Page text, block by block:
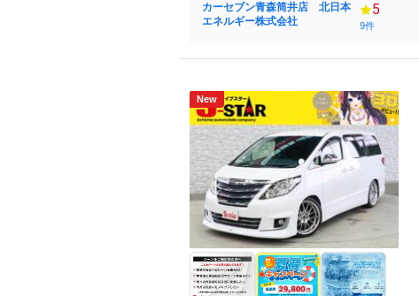
カーセブン青森筒井店 北日本
エネルギー株式会社
5
9件
New